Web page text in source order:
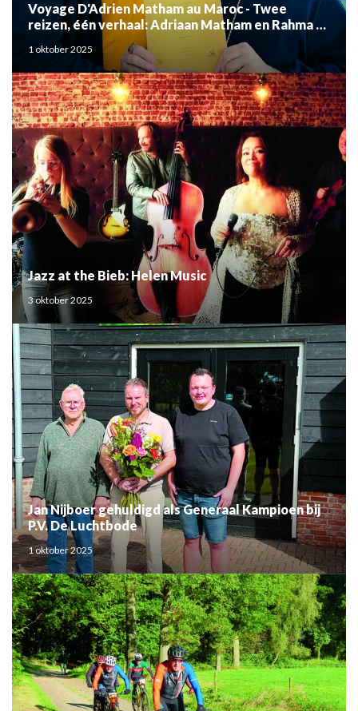
Voyage D'Adrien Matham au Maroc - Twee
reizen, één verhaal: Adriaan Matham en Rahma el
Mouden
1 oktober 2025
Jazz at the Bieb: Helen Music
3 oktober 2025
Jan Nijboer gehuldigd als Generaal Kampioen bij
P.V. De Luchtbode
1 oktober 2025